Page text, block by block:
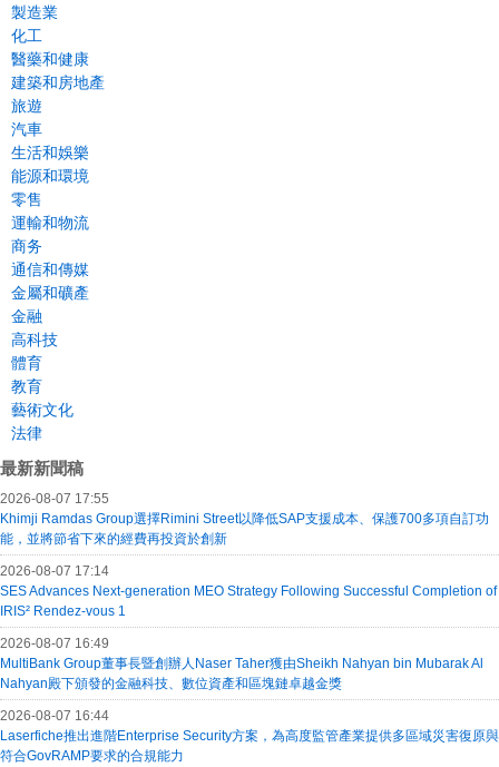
製造業
化工
醫藥和健康
建築和房地產
旅遊
汽車
生活和娛樂
能源和環境
零售
運輸和物流
商务
通信和傳媒
金屬和礦產
金融
高科技
體育
教育
藝術文化
法律
最新新聞稿
2026-08-07 17:55
Khimji Ramdas Group選擇Rimini Street以降低SAP支援成本、保護700多項自訂功
能，並將節省下來的經費再投資於創新
2026-08-07 17:14
SES Advances Next-generation MEO Strategy Following Successful Completion of
IRIS² Rendez-vous 1
2026-08-07 16:49
MultiBank Group董事長暨創辦人Naser Taher獲由Sheikh Nahyan bin Mubarak Al
Nahyan殿下頒發的金融科技、數位資產和區塊鏈卓越金獎
2026-08-07 16:44
Laserfiche推出進階Enterprise Security方案，為高度監管產業提供多區域災害復原與
符合GovRAMP要求的合規能力